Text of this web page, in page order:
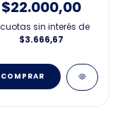
$22.000,00
cuotas sin interés de
$3.666,67